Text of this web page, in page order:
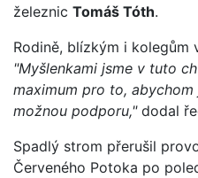
železnic Tomáš Tóth.
Rodině, blízkým i kolegům
"Myšlenkami jsme v tuto
maximum pro to,
možnou podporu,"dodal
Spadlý strom přerušil
Červeného Potoka po